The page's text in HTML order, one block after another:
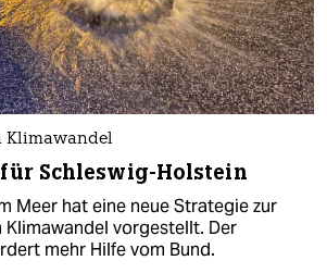
Klimawandel
Schleswig-Holstein
Meer hat eine neue Strategie zur
Klimawandel vorgestellt. Der
mehr Hilfe vom Bund.